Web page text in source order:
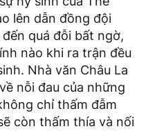
lên dẫn đồng đội
quá đỗi bất ngờ,
nào khi ra trận đều
Nhà văn Châu La
nỗi đau của những
chỉ thấm đẫm
còn thấm thía và nối